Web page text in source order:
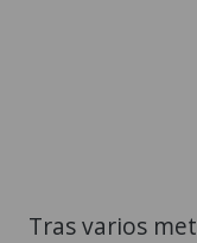
Tras varios